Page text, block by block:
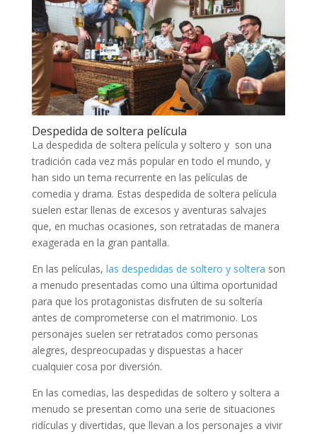
Despedida de soltera película
La despedida de soltera película y soltero y son una
tradición cada vez más popular en todo el mundo, y
han sido un tema recurrente en las películas de
comedia y drama. Estas despedida de soltera película
suelen estar llenas de excesos y aventuras salvajes
que, en muchas ocasiones, son retratadas de manera
exagerada en la gran pantalla.
En las películas, las despedidas de soltero y soltera son
a menudo presentadas como una última oportunidad
para que los protagonistas disfruten de su soltería
antes de comprometerse con el matrimonio. Los
personajes suelen ser retratados como personas
alegres, despreocupadas y dispuestas a hacer
cualquier cosa por diversión.
En las comedias, las despedidas de soltero y soltera a
menudo se presentan como una serie de situaciones
ridículas y divertidas, que llevan a los personajes a vivir